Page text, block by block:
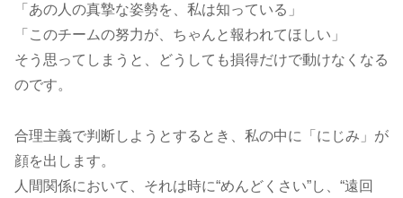
「あの人の真摯な姿勢を、私は知っている」
「このチームの努力が、ちゃんと報われてほしい」
そう思ってしまうと、どうしても損得だけで動けなくなる
のです。
合理主義で判断しようとするとき、私の中に「にじみ」が
顔を出します。
人間関係において、それは時に“めんどくさい”し、“遠回